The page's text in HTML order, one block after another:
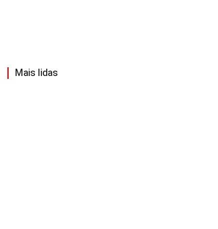
Mais lidas